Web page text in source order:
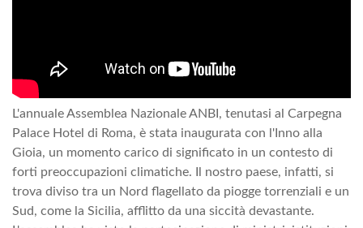
L'annuale Assemblea Nazionale ANBI, tenutasi al Carpegna
Palace Hotel di Roma, è stata inaugurata con l'Inno alla
Gioia, un momento carico di significato in un contesto di
forti preoccupazioni climatiche. Il nostro paese, infatti, si
trova diviso tra un Nord flagellato da piogge torrenziali e un
Sud, come la Sicilia, afflitto da una siccità devastante.